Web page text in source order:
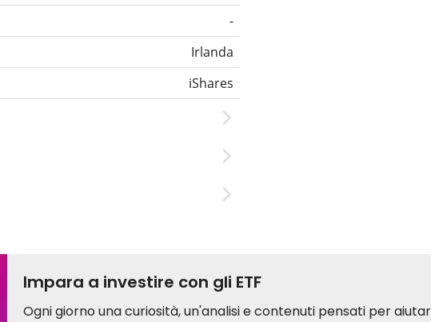
-
Irlanda
iShares